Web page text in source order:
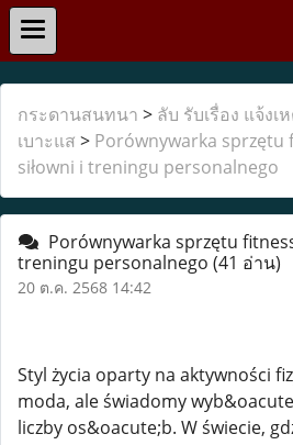
กระดานสนทนา > ลับ รับเรื่อง แจ้งเ
เบาะแส > Porównywarka sprzętu
siłowni i treningu personalnego
Porównywarka sprzętu
treningu personalnego (41 อ่าน)
20 ต.ค. 2568 14:42
Styl życia oparty na aktywności
moda, ale świadomy
liczby os&oacute;b. W świecie,